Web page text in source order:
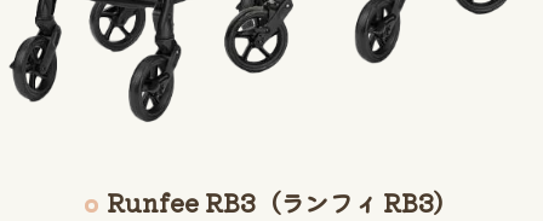
Runfee RB3（ランフィ RB3）